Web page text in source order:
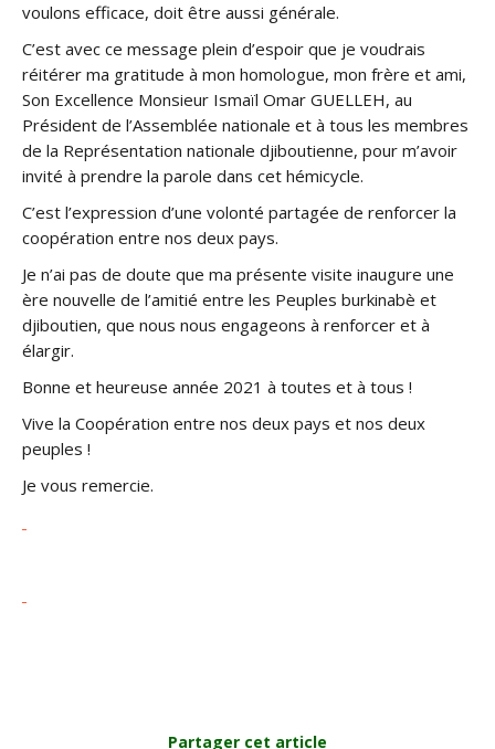
voulons efficace, doit être aussi générale.
C’est avec ce message plein d’espoir que je voudrais
réitérer ma gratitude à mon homologue, mon frère et ami,
Son Excellence Monsieur Ismaïl Omar GUELLEH, au
Président de l’Assemblée nationale et à tous les membres
de la Représentation nationale djiboutienne, pour m’avoir
invité à prendre la parole dans cet hémicycle.
C’est l’expression d’une volonté partagée de renforcer la
coopération entre nos deux pays.
Je n’ai pas de doute que ma présente visite inaugure une
ère nouvelle de l’amitié entre les Peuples burkinabè et
djiboutien, que nous nous engageons à renforcer et à
élargir.
Bonne et heureuse année 2021 à toutes et à tous !
Vive la Coopération entre nos deux pays et nos deux
peuples !
Je vous remercie.
Partager cet article